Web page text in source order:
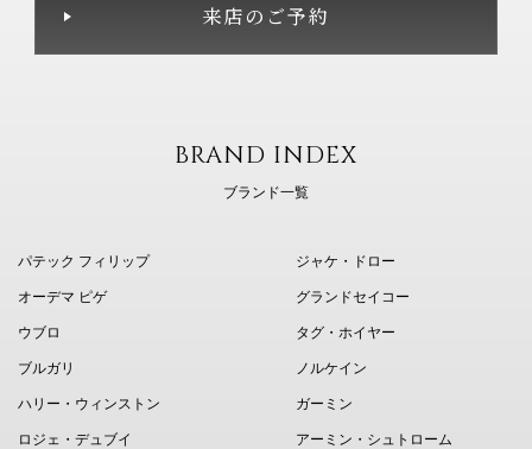
来店のご予約
BRAND INDEX
ブランド一覧
パテック フィリップ
オーデマ ピゲ
ウブロ
ブルガリ
ハリー・ウィンストン
ロジェ・デュブイ
ジャケ・ドロー
グランドセイコー
タグ・ホイヤー
ノルケイン
ガーミン
アーミン・シュトローム